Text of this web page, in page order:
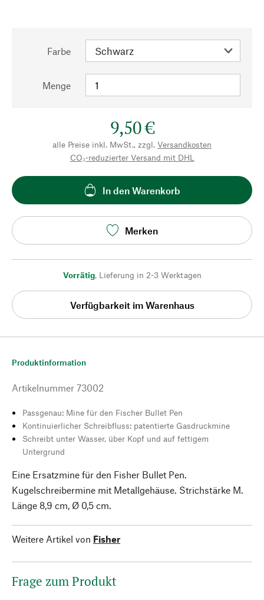
Farbe
Menge
9,50 €
alle Preise inkl. MwSt., zzgl. Versandkosten
CO₂-reduzierter Versand mit DHL
In den Warenkorb
Merken
Vorrätig, Lieferung in 2-3 Werktagen
Verfügbarkeit im Warenhaus
Produktinformation
Artikelnummer 73002
Passgenau: Mine für den Fischer Bullet Pen
Kontinuierlicher Schreibfluss: patentierte Gasdruckmine
Schreibt unter Wasser, über Kopf und auf fettigem
Untergrund
Eine Ersatzmine für den Fisher Bullet Pen.
Kugelschreibermine mit Metallgehäuse. Strichstärke M.
Länge 8,9 cm, Ø 0,5 cm.
Weitere Artikel von Fisher
Frage zum Produkt